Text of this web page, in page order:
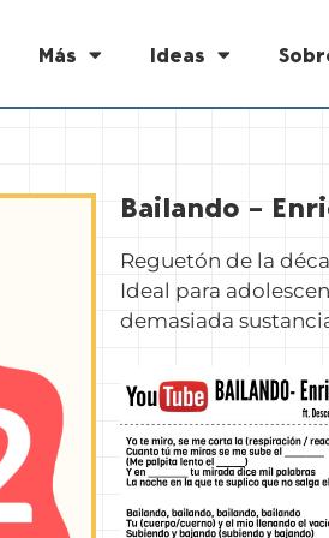
Más Ideas
Bailando –
Reguetón de la
Ideal para
demasiada